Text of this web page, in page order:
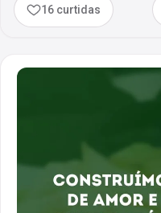
16 curtidas